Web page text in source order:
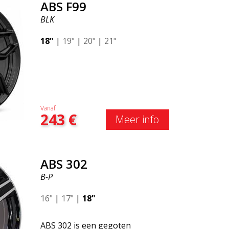
ABS F99
BLK
18" | 19" | 20" | 21"
Vanaf:
243€ Meer info
ABS 302
B-P
16" | 17" | 18"
ABS 302 is een gegoten